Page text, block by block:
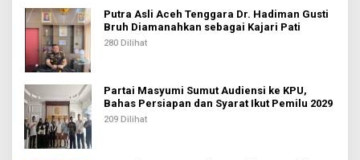
Putra Asli Aceh Tenggara Dr. Hadiman Gusti
Bruh Diamanahkan sebagai Kajari Pati
280 Dilihat
Partai Masyumi Sumut Audiensi ke KPU,
Bahas Persiapan dan Syarat Ikut Pemilu 2029
209 Dilihat